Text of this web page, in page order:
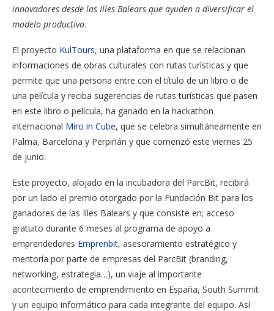
innovadores desde las Illes Balears que ayuden a diversificar el
modelo productivo.
El proyecto KulTours, una plataforma en que se relacionan
informaciones de obras culturales con rutas turísticas y que
permite que una persona entre con el título de un libro o de
una película y reciba sugerencias de rutas turísticas que pasen
en este libro o película, ha ganado en la hackathon
internacional Miro in Cube, que se celebra simultáneamente en
Palma, Barcelona y Perpiñán y que comenzó este viernes 25
de junio.
Este proyecto, alojado en la incubadora del ParcBit, recibirá
por un lado el premio otorgado por la Fundación Bit para los
ganadores de las Illes Balears y que consiste en; acceso
gratuito durante 6 meses al programa de apoyo a
emprendedores Emprenbit, asesoramiento estratégico y
mentoría por parte de empresas del ParcBit (branding,
networking, estrategia…), un viaje al importante
acontecimiento de emprendimiento en España, South Summit
y un equipo informático para cada integrante del equipo. Así